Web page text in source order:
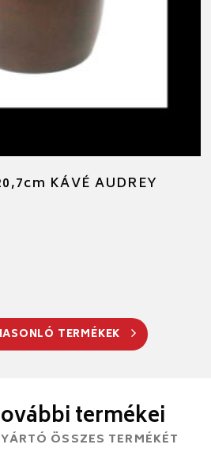
KÁVÉ AUDREY
TERMÉKEK
termékei
ÖSSZES TERMÉKÉT